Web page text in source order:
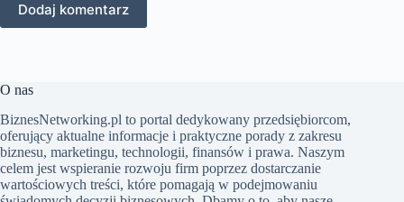
Dodaj komentarz
O nas
BiznesNetworking.pl to portal dedykowany przedsiębiorcom,
oferujący aktualne informacje i praktyczne porady z zakresu
biznesu, marketingu, technologii, finansów i prawa. Naszym
celem jest wspieranie rozwoju firm poprzez dostarczanie
wartościowych treści, które pomagają w podejmowaniu